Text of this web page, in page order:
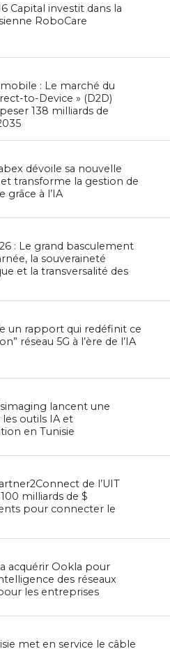
Capital investit dans la
RoboCare
: Le marché du
to-Device » (D2D)
138 milliards de
dévoile sa nouvelle
transforme la gestion de
grâce à l’IA
: Le grand basculement
la souveraineté
et la transversalité des
un rapport qui redéfinit ce
réseau 5G à l’ère de l’IA
lancent une
outils IA et
en Tunisie
de l’UIT
milliards de $
pour connecter le
acquérir Ookla pour
des réseaux
les entreprises
met en service le câble